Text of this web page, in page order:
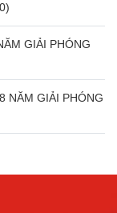
GIẢI PHÓNG
NĂM GIẢI PHÓNG